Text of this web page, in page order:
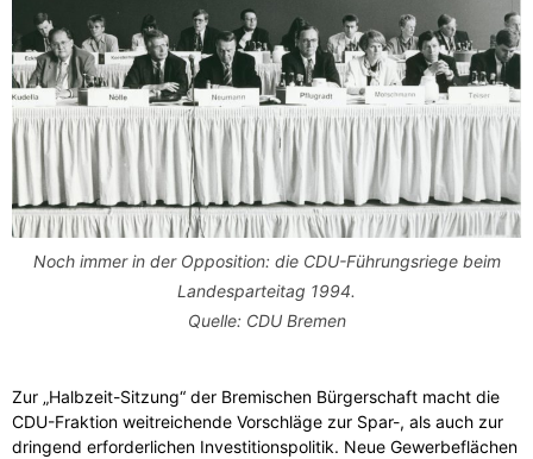
Noch immer in der Opposition: die CDU-Führungsriege beim
Landesparteitag 1994.
Quelle: CDU Bremen
Zur „Halbzeit-Sitzung“ der Bremischen Bürgerschaft macht die
CDU-Fraktion weitreichende Vorschläge zur Spar-, als auch zur
dringend erforderlichen Investitionspolitik. Neue Gewerbeflächen